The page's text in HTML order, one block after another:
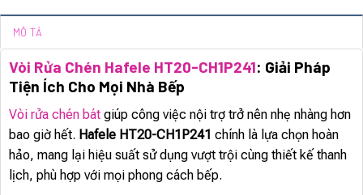
MÔ TẢ
Vòi Rửa Chén Hafele HT20-CH1P241: Giải Pháp
Tiện Ích Cho Mọi Nhà Bếp
Vòi rửa chén bát giúp công việc nội trợ trở nên nhẹ nhàng hơn
bao giờ hết. Hafele HT20-CH1P241 chính là lựa chọn hoàn
hảo, mang lại hiệu suất sử dụng vượt trội cùng thiết kế thanh
lịch, phù hợp với mọi phong cách bếp.